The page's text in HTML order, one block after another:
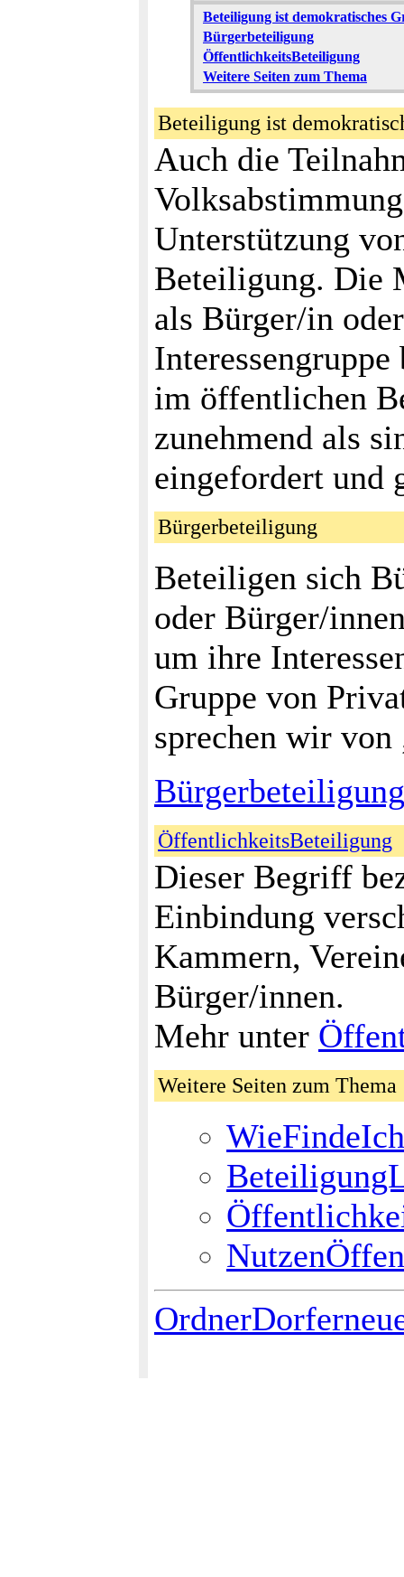
Beteiligung ist demokratisches
Bürgerbeteiligung
ÖffentlichkeitsBeteiligung
Weitere Seiten zum Thema
Beteiligung ist
Auch die
Unterstützung
Beteiligung. Die
als Bürger/in
im öffentlichen
zunehmend als
eingefordert und
Bürgerbeteiligung
Beteiligen sich
oder Bürger/
um ihre
Gruppe von
sprechen wir
ÖffentlichkeitsBeteiligung
Dieser Begriff
Einbindung
Kammern,
Bürger/innen.
Mehr unter
Weitere Seiten zum